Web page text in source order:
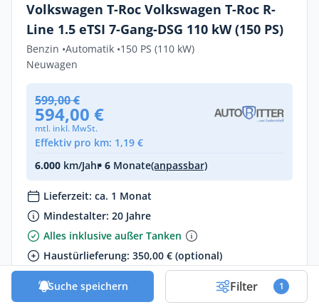
Suche speichern Filter 1
Volkswagen T-Roc Volkswagen T-Roc R-
Line 1.5 eTSI 7-Gang-DSG 110 kW (150 PS)
Benzin •Automatik •150 PS (110 kW)
Neuwagen
599,00 €
594,00 €
mtl. inkl. MwSt.
Effektiv pro km: 1,19 €
6.000 km/Jahr• 6 Monate(anpassbar)
Lieferzeit: ca. 1 Monat
Mindestalter: 20 Jahre
Alles inklusive außer Tanken
Haustürlieferung: 350,00 € (optional)
Ohne Startgebühr + 5€ Rabatt auf die mtl. Abo-
Rate: Mivodo5